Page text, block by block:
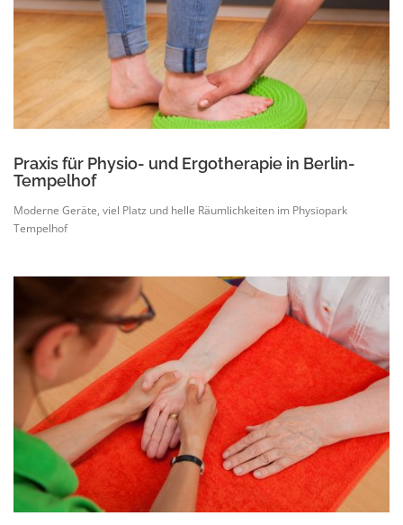
Praxis für Physio- und Ergotherapie in Berlin-
Tempelhof
Moderne Geräte, viel Platz und helle Räumlichkeiten im Physiopark
Tempelhof